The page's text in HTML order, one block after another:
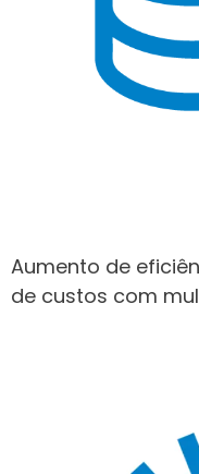
Aumento de
de custos com